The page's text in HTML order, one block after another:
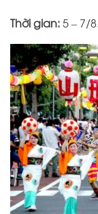
Thời gian:5 – 7/8.